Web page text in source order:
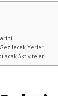
Gezilecek Yerler
Aktiviteler